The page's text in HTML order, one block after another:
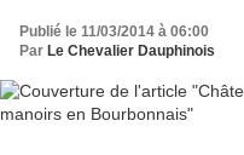
Publié le 11/03/2014 à 06:00
Par Le Chevalier Dauphinois